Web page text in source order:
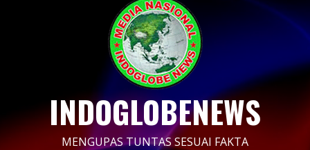
INDOGLOBENEWS
MENGUPAS TUNTAS SESUAI FAKTA